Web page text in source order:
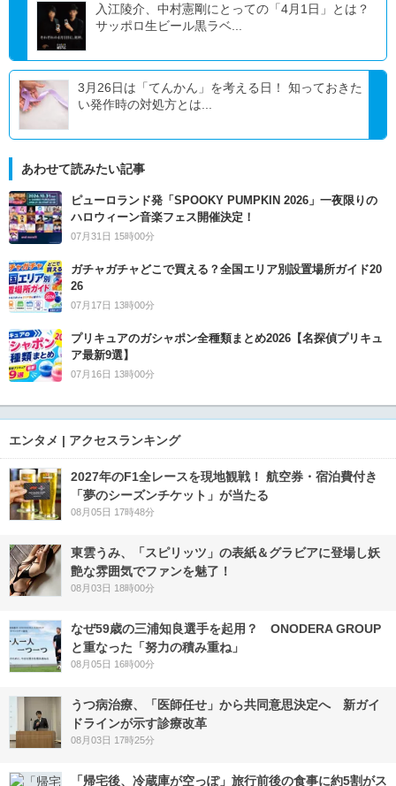
入江陵介、中村憲剛にとっての「4月1日」とは？
サッポロ生ビール黒ラベ...
3月26日は「てんかん」を考える日！ 知っておきた
い発作時の対処方とは...
あわせて読みたい記事
ピューロランド発「SPOOKY PUMPKIN 2026」一夜限りの
ハロウィーン音楽フェス開催決定！
07月31日 15時00分
ガチャガチャどこで買える？全国エリア別設置場所ガイド20
26
07月17日 13時00分
プリキュアのガシャポン全種類まとめ2026【名探偵プリキュ
ア最新9選】
07月16日 13時00分
エンタメ | アクセスランキング
2027年のF1全レースを現地観戦！ 航空券・宿泊費付き
「夢のシーズンチケット」が当たる
08月05日 17時48分
東雲うみ、「スピリッツ」の表紙＆グラビアに登場し妖
艶な雰囲気でファンを魅了！
08月03日 18時00分
なぜ59歳の三浦知良選手を起用？ ONODERA GROUP
と重なった「努力の積み重ね」
08月05日 16時00分
うつ病治療、「医師任せ」から共同意思決定へ 新ガイ
ドラインが示す診療改革
08月03日 17時25分
「帰宅後、冷蔵庫が空っぽ」旅行前後の食事に約5割がス